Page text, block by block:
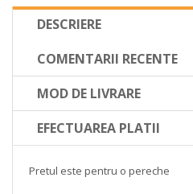
DESCRIERE
COMENTARII RECENTE
MOD DE LIVRARE
EFECTUAREA PLATII
Pretul este pentru o pereche